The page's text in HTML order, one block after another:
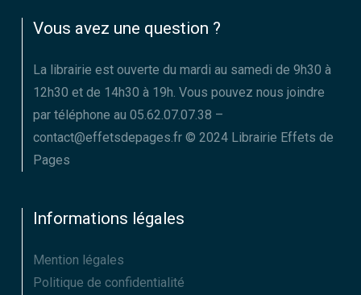
Vous avez une question ?
La librairie est ouverte du mardi au samedi de 9h30 à
12h30 et de 14h30 à 19h. Vous pouvez nous joindre
par téléphone au 05.62.07.07.38 –
contact@effetsdepages.fr © 2024 Librairie Effets de
Pages
Informations légales
Mention légales
Politique de confidentialité